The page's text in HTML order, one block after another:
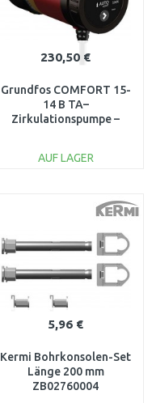
230,50 €
Grundfos COMFORT 15-
14 B TA–
Zirkulationspumpe –
AUF LAGER
5,96 €
Kermi Bohrkonsolen-Set
Länge 200 mm
ZB02760004